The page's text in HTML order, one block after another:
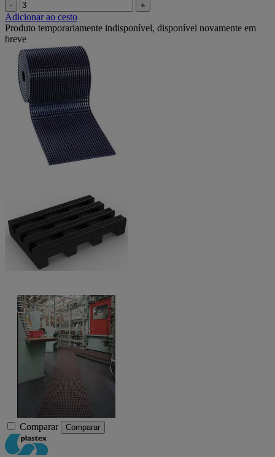
- +
Adicionar ao cesto
Produto temporariamente indisponível, disponível novamente em
breve
Comparar Comparar